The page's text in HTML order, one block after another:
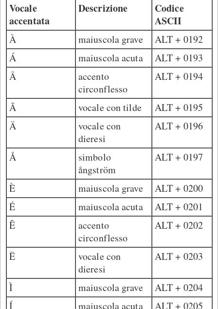
Vocale
accentata
Descrizione
Codice
ASCII
À maiuscola grave
ALT + 0192
Á
maiuscola acuta
ALT + 0193
Â
accento
circonflesso
ALT + 0194
Ã vocale con tilde
ALT + 0195
Ä
vocale con
dieresi
ALT + 0196
Å
simbolo
ångström
ALT + 0197
È maiuscola grave
ALT + 0200
É
maiuscola acuta
ALT + 0201
Ê
accento
circonflesso
ALT + 0202
Ë
vocale con
dieresi
ALT + 0203
Ì maiuscola grave
ALT + 0204
Í
maiuscola acuta ALT + 0205